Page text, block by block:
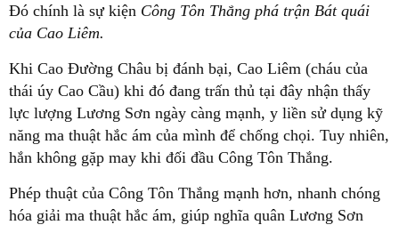
Đó chính là sự kiện Công Tôn Thắng phá trận Bát quái
của Cao Liêm.
Khi Cao Đường Châu bị đánh bại, Cao Liêm (cháu của
thái úy Cao Cầu) khi đó đang trấn thủ tại đây nhận thấy
lực lượng Lương Sơn ngày càng mạnh, y liền sử dụng kỹ
năng ma thuật hắc ám của mình để chống chọi. Tuy nhiên,
hắn không gặp may khi đối đầu Công Tôn Thắng.
Phép thuật của Công Tôn Thắng mạnh hơn, nhanh chóng
hóa giải ma thuật hắc ám, giúp nghĩa quân Lương Sơn